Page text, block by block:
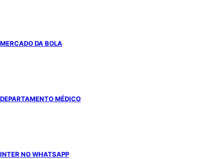
MERCADO DA BOLA
DEPARTAMENTO MÉDICO
INTER NO WHATSAPP